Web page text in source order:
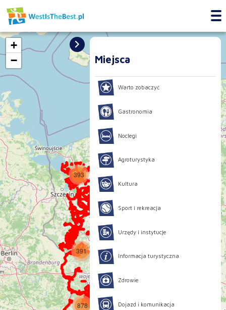
508
393
878
1332
391
+
−
Miejsca
Warto zobaczyć
Gastronomia
Noclegi
Agroturystyka
Kultura
Sport i rekreacja
Urzędy i instytucje
Informacja turystyczna
Zdrowie
Dojazd i komunikacja